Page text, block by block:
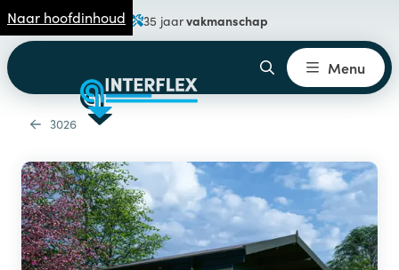
Naar hoofdinhoud 35 jaarvakmanschap
Menu
3026